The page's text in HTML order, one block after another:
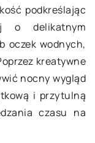
podkreślając
o delikatnym
oczek wodnych,
kreatywne
nocny wygląd
i przytulną
czasu na